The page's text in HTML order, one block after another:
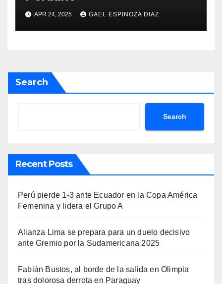
APR 24, 2025 GAEL ESPINOZA DIAZ
Search
Search
Recent Posts
Perú pierde 1-3 ante Ecuador en la Copa América
Femenina y lidera el Grupo A
Alianza Lima se prepara para un duelo decisivo
ante Gremio por la Sudamericana 2025
Fabián Bustos, al borde de la salida en Olimpia
tras dolorosa derrota en Paraguay